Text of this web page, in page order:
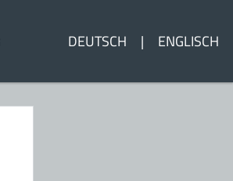
DEUTSCH ENGLISCH